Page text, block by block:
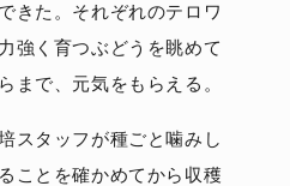
きた。それぞれのテロワ
強く育つぶどうを眺めて
まで、元気をもらえる。
スタッフが種ごと噛みし
ことを確かめてから収穫